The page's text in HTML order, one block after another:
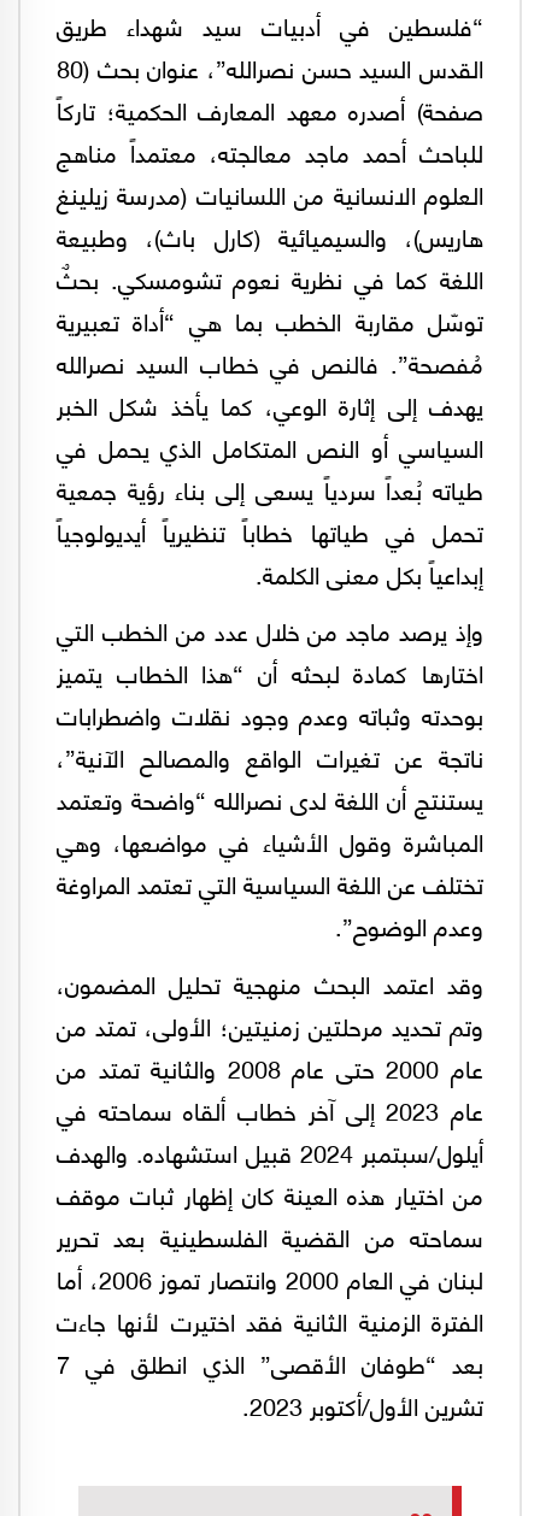
“فلسطين في أدبيات سيد شهداء طريق
القدس السيد حسن نصرالله”، عنوان بحث (80
صفحة) أصدره معهد المعارف الحكمية؛ تاركاً
للباحث أحمد ماجد معالجته، معتمداً مناهج
العلوم الانسانية من اللسانيات (مدرسة زيلينغ
هاريس)، والسيميائية (كارل باث)، وطبيعة
اللغة كما في نظرية نعوم تشومسكي. بحثٌ
توسّل مقاربة الخطب بما هي “أداة تعبيرية
مُفصحة”. فالنص في خطاب السيد نصرالله
يهدف إلى إثارة الوعي، كما يأخذ شكل الخبر
السياسي أو النص المتكامل الذي يحمل في
طياته بُعداً سردياً يسعى إلى بناء رؤية جمعية
تحمل في طياتها خطاباً تنظيرياً أيديولوجياً
إبداعياً بكل معنى الكلمة.
وإذ يرصد ماجد من خلال عدد من الخطب التي
اختارها كمادة لبحثه أن “هذا الخطاب يتميز
بوحدته وثباته وعدم وجود نقلات واضطرابات
ناتجة عن تغيرات الواقع والمصالح الآنية”،
يستنتج أن اللغة لدى نصرالله “واضحة وتعتمد
المباشرة وقول الأشياء في مواضعها، وهي
تختلف عن اللغة السياسية التي تعتمد المراوغة
وعدم الوضوح”.
وقد اعتمد البحث منهجية تحليل المضمون،
وتم تحديد مرحلتين زمنيتين؛ الأولى، تمتد من
عام 2000 حتى عام 2008 والثانية تمتد من
عام 2023 إلى آخر خطاب ألقاه سماحته في
أيلول/سبتمبر 2024 قبيل استشهاده. والهدف
من اختيار هذه العينة كان إظهار ثبات موقف
سماحته من القضية الفلسطينية بعد تحرير
لبنان في العام 2000 وانتصار تموز 2006، أما
الفترة الزمنية الثانية فقد اختيرت لأنها جاءت
بعد “طوفان الأقصى” الذي انطلق في 7
تشرين الأول/أكتوبر 2023.